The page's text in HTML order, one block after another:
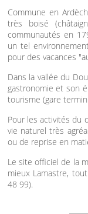
Commune en
très boisé
communautés en
un tel
pour des vacances
Dans la vallée du
gastronomie et son
tourisme (gare
Pour les activités du
vie naturel très
ou de reprise en
Le site officiel de la
mieux Lamastre,
48 99).